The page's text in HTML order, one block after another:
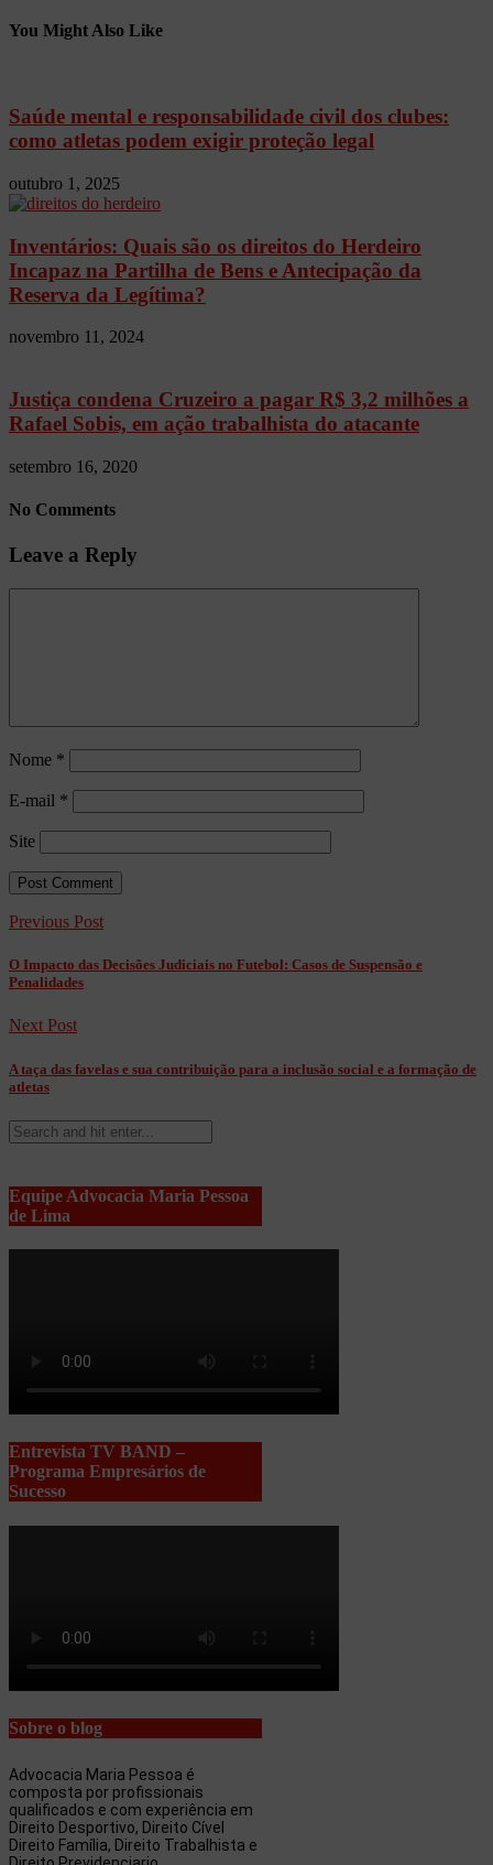
You Might Also Like
Saúde mental e responsabilidade civil dos clubes:
como atletas podem exigir proteção legal
outubro 1, 2025
Inventários: Quais são os direitos do Herdeiro
Incapaz na Partilha de Bens e Antecipação da
Reserva da Legítima?
novembro 11, 2024
Justiça condena Cruzeiro a pagar R$ 3,2 milhões a
Rafael Sobis, em ação trabalhista do atacante
setembro 16, 2020
No Comments
Leave a Reply
Nome *
E-mail *
Site
Previous Post
O Impacto das Decisões Judiciais no Futebol: Casos de Suspensão e
Penalidades
Next Post
A taça das favelas e sua contribuição para a inclusão social e a formação de
atletas
Equipe Advocacia Maria Pessoa
de Lima
Entrevista TV BAND –
Programa Empresários de
Sucesso
Sobre o blog
Advocacia Maria Pessoa é
composta por profissionais
qualificados e com experiência em
Direito Desportivo, Direito Cível
Direito Família, Direito Trabalhista e